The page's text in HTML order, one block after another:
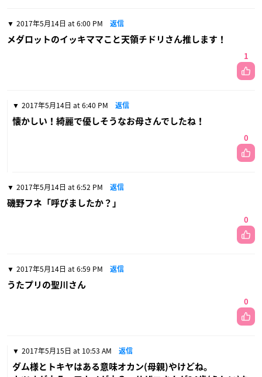
2017年5月14日 at 6:00 PM 返信
メダロットのイッキママこと天領チドリさん推します！
1
2017年5月14日 at 6:40 PM 返信
懐かしい！綺麗で優しそうなお母さんでしたね！
0
2017年5月14日 at 6:52 PM 返信
磯野フネ「呼びましたか？」
0
2017年5月14日 at 6:59 PM 返信
うたプリの聖川さん
0
2017年5月15日 at 10:53 AM 返信
ダム様とトキヤはある意味オカン(母親)やけどね。